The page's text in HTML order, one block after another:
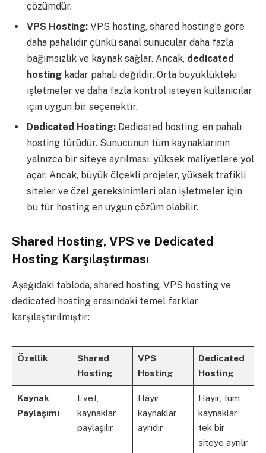
çözümdür.
VPS Hosting: VPS hosting, shared hosting’e göre
daha pahalıdır çünkü sanal sunucular daha fazla
bağımsızlık ve kaynak sağlar. Ancak, dedicated
hosting kadar pahalı değildir. Orta büyüklükteki
işletmeler ve daha fazla kontrol isteyen kullanıcılar
için uygun bir seçenektir.
Dedicated Hosting: Dedicated hosting, en pahalı
hosting türüdür. Sunucunun tüm kaynaklarının
yalnızca bir siteye ayrılması, yüksek maliyetlere yol
açar. Ancak, büyük ölçekli projeler, yüksek trafikli
siteler ve özel gereksinimleri olan işletmeler için
bu tür hosting en uygun çözüm olabilir.
Shared Hosting, VPS ve Dedicated
Hosting Karşılaştırması
Aşağıdaki tabloda, shared hosting, VPS hosting ve
dedicated hosting arasındaki temel farklar
karşılaştırılmıştır:
Özellik
Shared
Hosting
VPS
Hosting
Dedicated
Hosting
Kaynak
Paylaşımı
Evet,
kaynaklar
paylaşılır
Hayır,
kaynaklar
ayrıdır
Hayır, tüm
kaynaklar
tek bir
siteye ayrılır